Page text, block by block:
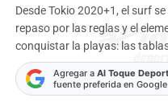
Desde Tokio 2020+1, el surf
repaso por las reglas y el
conquistar la playas: las
Agregar a Al Toque
fuente preferida en Google